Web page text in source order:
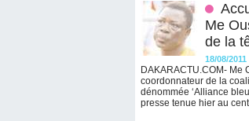
Me
de la
18/08/2011
DAKARACTU.COM- Me
coordonnateur de la
dénommée ‘Alliance
presse tenue hier au